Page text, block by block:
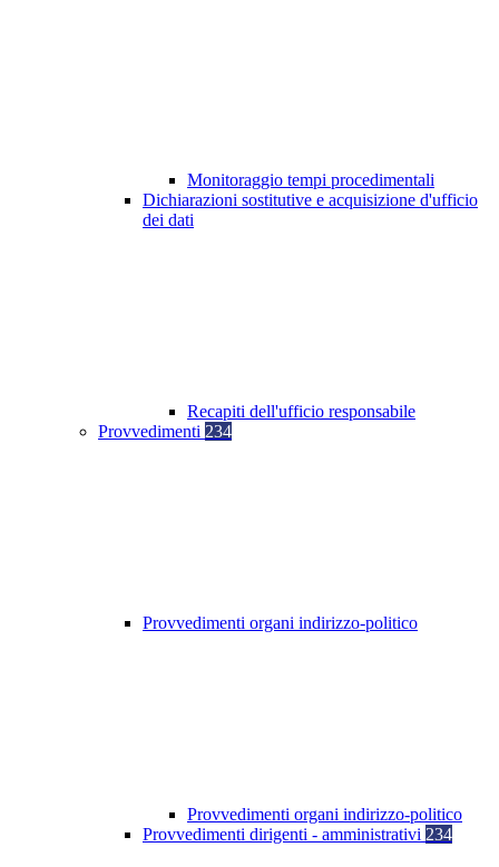
Monitoraggio tempi procedimentali
Dichiarazioni sostitutive e acquisizione d'ufficio
dei dati
Recapiti dell'ufficio responsabile
Provvedimenti 234
Provvedimenti organi indirizzo-politico
Provvedimenti organi indirizzo-politico
Provvedimenti dirigenti - amministrativi 234